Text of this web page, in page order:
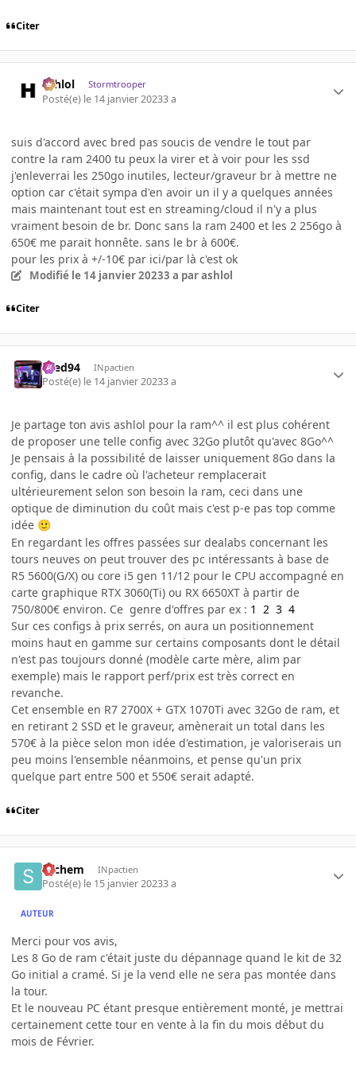
Citer
ashlol Stormtrooper
Posté(e) le 14 janvier 20233 a
suis d'accord avec bred pas soucis de vendre le tout par
contre la ram 2400 tu peux la virer et à voir pour les ssd
j'enleverrai les 250go inutiles, lecteur/graveur br à mettre ne
option car c'était sympa d'en avoir un il y a quelques années
mais maintenant tout est en streaming/cloud il n'y a plus
vraiment besoin de br. Donc sans la ram 2400 et les 2 256go à
650€ me parait honnête. sans le br à 600€.
pour les prix à +/-10€ par ici/par là c'est ok
Modifié le 14 janvier 20233 a par ashlol
Citer
bred94 INpactien
Posté(e) le 14 janvier 20233 a
Je partage ton avis ashlol pour la ram^^ il est plus cohérent
de proposer une telle config avec 32Go plutôt qu'avec 8Go^^
Je pensais à la possibilité de laisser uniquement 8Go dans la
config, dans le cadre où l'acheteur remplacerait
ultérieurement selon son besoin la ram, ceci dans une
optique de diminution du coût mais c'est p-e pas top comme
idée 🙂
En regardant les offres passées sur dealabs concernant les
tours neuves on peut trouver des pc intéressants à base de
R5 5600(G/X) ou core i5 gen 11/12 pour le CPU accompagné en
carte graphique RTX 3060(Ti) ou RX 6650XT à partir de
750/800€ environ. Ce genre d'offres par ex : 1 2 3 4
Sur ces configs à prix serrés, on aura un positionnement
moins haut en gamme sur certains composants dont le détail
n'est pas toujours donné (modèle carte mère, alim par
exemple) mais le rapport perf/prix est très correct en
revanche.
Cet ensemble en R7 2700X + GTX 1070Ti avec 32Go de ram, et
en retirant 2 SSD et le graveur, amènerait un total dans les
570€ à la pièce selon mon idée d'estimation, je valoriserais un
peu moins l'ensemble néanmoins, et pense qu'un prix
quelque part entre 500 et 550€ serait adapté.
Citer
sachem INpactien
Posté(e) le 15 janvier 20233 a
AUTEUR
Merci pour vos avis,
Les 8 Go de ram c'était juste du dépannage quand le kit de 32
Go initial a cramé. Si je la vend elle ne sera pas montée dans
la tour.
Et le nouveau PC étant presque entièrement monté, je mettrai
certainement cette tour en vente à la fin du mois début du
mois de Février.